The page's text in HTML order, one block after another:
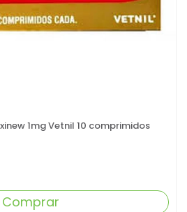
1mg Vetnil 10 comprimidos
Comprar